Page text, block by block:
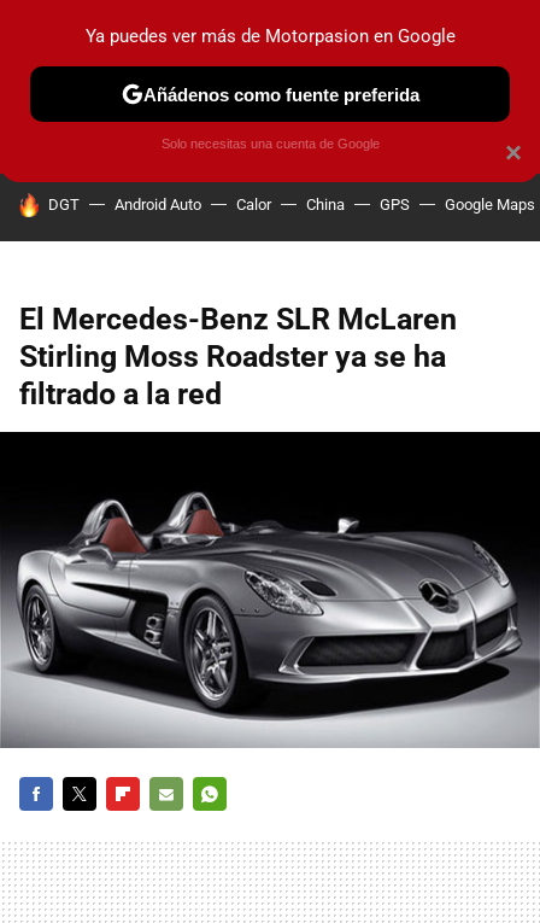
PRUEBAS COCHES ELÉCTRICOS OBSERVATORIO
HOY SE HABLA DE
DGT Android Auto Calor China GPS Google Maps
El Mercedes-Benz SLR McLaren
Stirling Moss Roadster ya se ha
filtrado a la red
MAIL
×
Ya puedes ver más de Motorpasion en Google
Añádenos como fuente preferida
Solo necesitas una cuenta de Google